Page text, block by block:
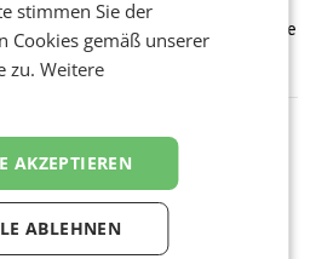
gesamten August hinweg rücken die
Austria AG (ARA) und der
Müller die Initiative
Helden“ in allen österreichischen
modernisiert zwei Filialen in
Niederösterreich
NEUDORF. – Im Rahmen einer
Modernisierungsoffensive
Penny zwei Filialen in Nieder- und
stimmen Sie der
Cookies gemäß unserer
zu.Weitere
AKZEPTIEREN
ABLEHNEN